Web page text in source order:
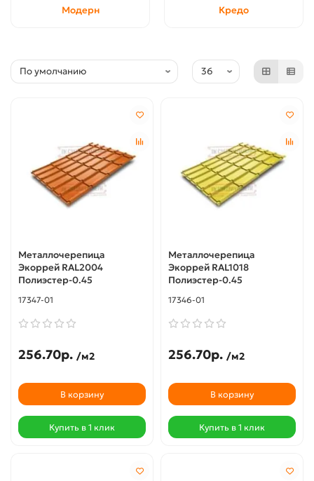
Модерн Кредо
Металлочерепица
Экоррей RAL2004
Полиэстер-0.45
17347-01
256.70р. /м2
В корзину
Купить в 1 клик
Металлочерепица
Экоррей RAL1018
Полиэстер-0.45
17346-01
256.70р. /м2
В корзину
Купить в 1 клик